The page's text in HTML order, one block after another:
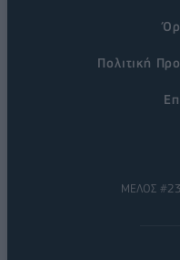
Πολιτική
ΜΕΛΟΣ